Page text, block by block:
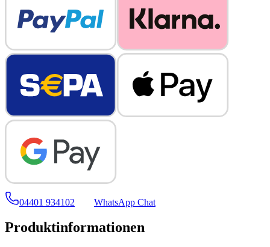
04401 934102 WhatsApp Chat
Produktinformationen